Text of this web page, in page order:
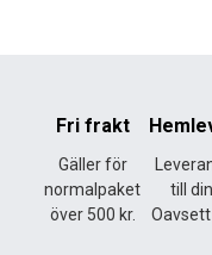
Fri frakt
Gäller för
normalpaket
över 500 kr.
till